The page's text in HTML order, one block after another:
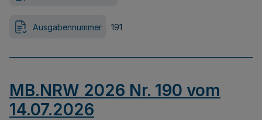
Ausgabennummer 191
MB.NRW 2026 Nr. 190 vom
14.07.2026